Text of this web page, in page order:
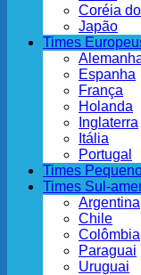
Coréia do
Japão
Times
Espanha
França
Holanda
Inglaterra
Itália
Portugal
Times
Times Sul-
Argentina
Chile
Colômbia
Paraguai
Uruguai